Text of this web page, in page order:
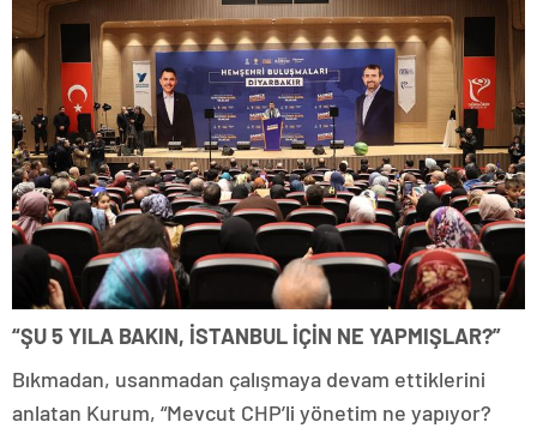
“ŞU 5 YILA BAKIN, İSTANBUL İÇİN NE YAPMIŞLAR?”
Bıkmadan, usanmadan çalışmaya devam ettiklerini
anlatan Kurum, “Mevcut CHP’li yönetim ne yapıyor?